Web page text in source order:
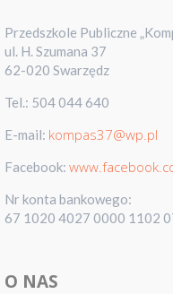
Przedszkole Publiczne
ul. H. Szumana 37
62-020 Swarzędz
Tel.: 504 044 640
E-mail: kompas37@wp.pl
Facebook:
Nr konta bankowego:
67 1020 4027 0000 1102
O NAS